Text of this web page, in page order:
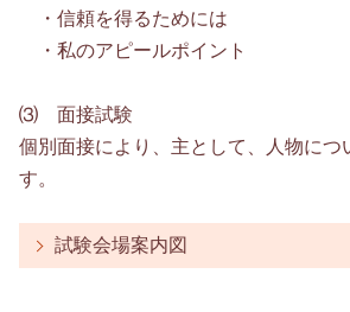
・信頼を得るためには
・私のアピールポイント
⑶ 面接試験
個別面接により、主として、人物につ
す。
試験会場案内図